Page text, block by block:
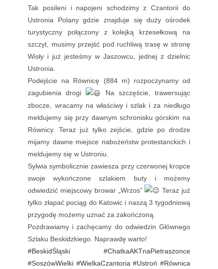
Tak posileni i napojeni schodzimy z Czantorii do
Ustronia Polany gdzie znajduje się duży ośrodek
turystyczny połączony z kolejką krzesełkową na
szczyt, musimy przejść pod ruchliwą trasę w stronę
Wisły i już jesteśmy w Jaszowcu, jednej z dzielnic
Ustronia.
Podejście na Równicę (884 m) rozpoczynamy od
zagubienia drogi
Na szczęście, trawersując
zbocze, wracamy na właściwy i szlak i za niedługo
meldujemy się przy dawnym schronisku górskim na
Równicy. Teraz już tylko zejście, gdzie po drodze
mijamy dawne miejsce nabożeństw protestanckich i
meldujemy się w Ustroniu.
Sylwia symbolicznie zawiesza przy czerwonej kropce
swoje wykończone szlakiem buty i możemy
odwiedzić miejscowy browar „Wrzos”
Teraz już
tylko złapać pociąg do Katowic i naszą 3 tygodniową
przygodę możemy uznać za zakończoną.
Pozdrawiamy i zachęcamy do odwiedzin Głównego
Szlaku Beskidzkiego. Naprawdę warto!
#BeskidŚląski
#ChatkaAKTnaPietraszonce
#SoszówWielki #WielkaCzantoria #Ustroń #Równica